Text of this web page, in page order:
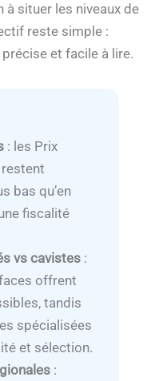
à situer les niveaux de
reste simple :
et facile à lire.
: les Prix
bas qu’en
fiscalité
vs cavistes :
offrent
tandis
spécialisées
et sélection.
: